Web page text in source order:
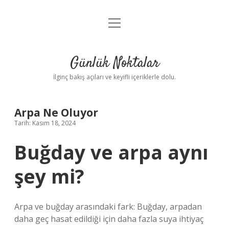
Anasayfa
Yasal Uyarı
menüyü
Günlük Noktalar
İlginç bakış açıları ve keyifli içeriklerle dolu.
Arpa Ne Oluyor
Tarih: Kasım 18, 2024
Buğday ve arpa aynı
şey mi?
Arpa ve buğday arasındaki fark: Buğday, arpadan
daha geç hasat edildiği için daha fazla suya ihtiyaç